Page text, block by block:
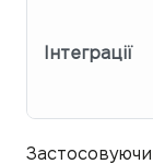
Інтеграції